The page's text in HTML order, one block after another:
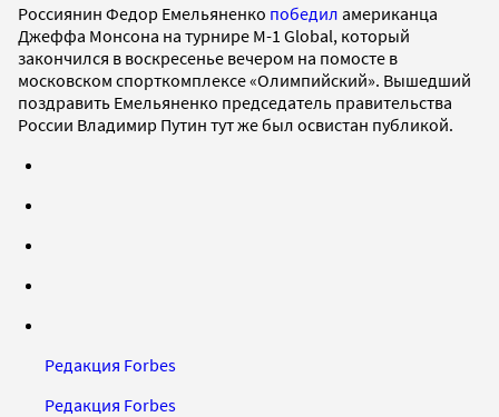
Россиянин Федор Емельяненко победил американца
Джеффа Монсона на турнире M-1 Global, который
закончился в воскресенье вечером на помосте в
московском спорткомплексе «Олимпийский». Вышедший
поздравить Емельяненко председатель правительства
России Владимир Путин тут же был освистан публикой.
Редакция Forbes
Редакция Forbes